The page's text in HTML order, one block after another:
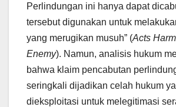
Perlindungan ini hanya dapat
tersebut digunakan untuk
yang merugikan musuh” (Acts
Enemy). Namun, analisis hukum
bahwa klaim pencabutan
seringkali dijadikan celah hukum
dieksploitasi untuk melegitimasi